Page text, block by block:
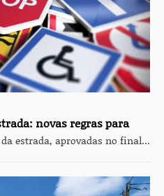
novas regras para
estrada, aprovadas no final...